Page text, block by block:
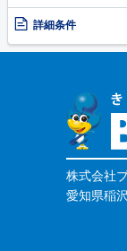
詳細条件
株式会社
愛知県稲